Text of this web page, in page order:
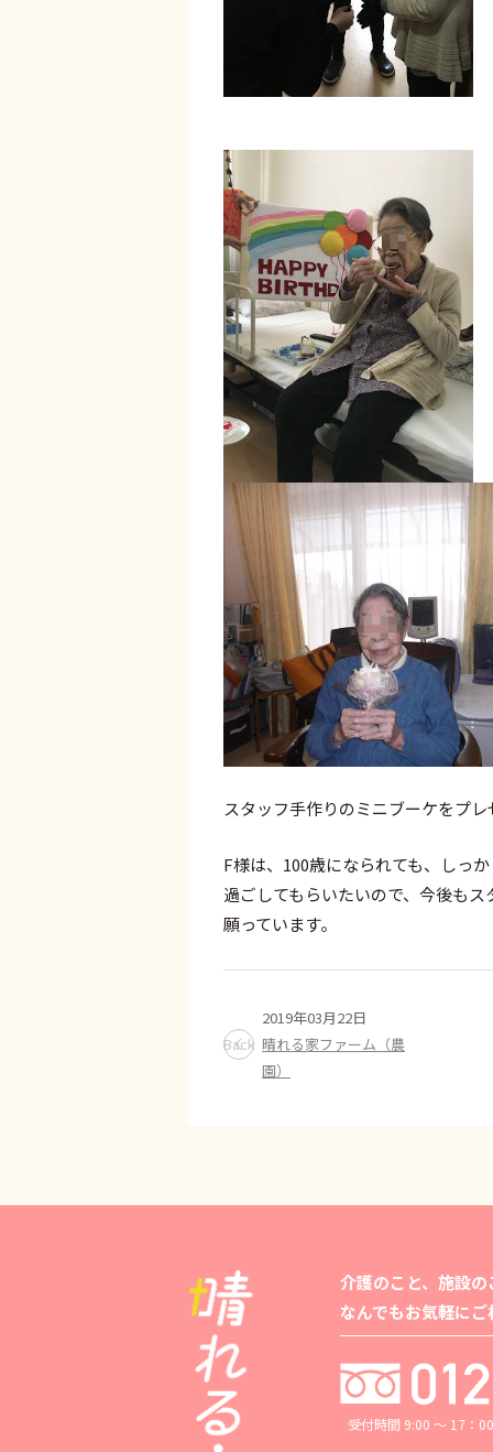
スタッフ手作りのミニブーケをプ
F様は、100歳になられても、しっ
過ごしてもらいたいので、今後も
願っています。
Back
2019年03月22日
晴れる家ファーム（農
園）
介護のこと、施設
なんでもお気軽に
受付時間 9:00 ～ 17：00